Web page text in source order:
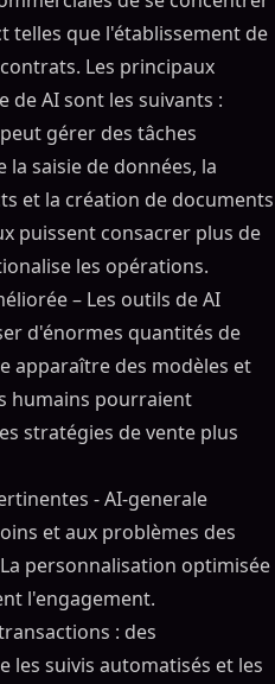
telles que l'établissement de
Les principaux
de AI sont les suivants :
gérer des tâches
saisie de données, la
et la création de documents
puissent consacrer plus de
les opérations.
– Les outils de AI
d'énormes quantités de
apparaître des modèles et
humains pourraient
stratégies de vente plus
- AI-generale
et aux problèmes des
personnalisation optimisée
l'engagement.
: des
les suivis automatisés et les